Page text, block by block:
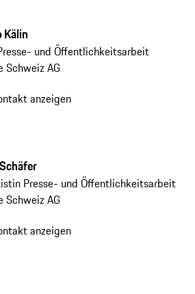
Kälin
und Öffentlichkeitsarbeit
Schweiz AG
anzeigen
Presse- und Öffentlichkeitsarbeit
Schweiz AG
anzeigen